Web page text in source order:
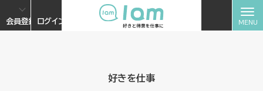
会員登録 ログイン
好きを仕事